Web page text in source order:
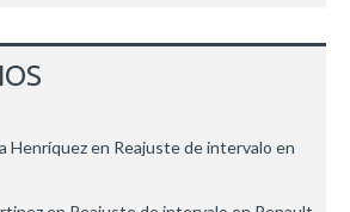
Henríquezen Reajuste de intervalo en